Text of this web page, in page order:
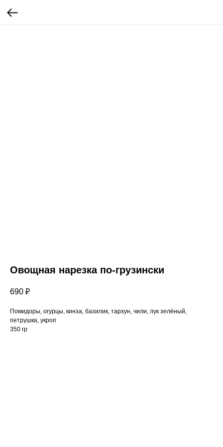
Овощная нарезка по-грузински
690 ₽
Помидоры, огурцы, кинза, базилик, тархун, чили, лук зелёный,
петрушка, укроп
350 гр